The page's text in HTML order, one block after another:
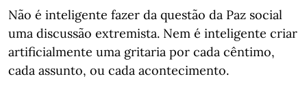
Não é inteligente fazer da questão da Paz social
uma discussão extremista. Nem é inteligente criar
artificialmente uma gritaria por cada cêntimo,
cada assunto, ou cada acontecimento.